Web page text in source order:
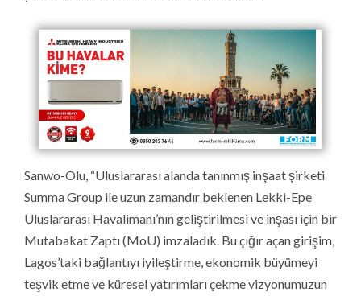
Sanwo-Olu, “Uluslararası alanda tanınmış inşaat şirketi
Summa Group ile uzun zamandır beklenen Lekki-Epe
Uluslararası Havalimanı’nın geliştirilmesi ve inşası için bir
Mutabakat Zaptı (MoU) imzaladık. Bu çığır açan girişim,
Lagos’taki bağlantıyı iyileştirme, ekonomik büyümeyi
teşvik etme ve küresel yatırımları çekme vizyonumuzun